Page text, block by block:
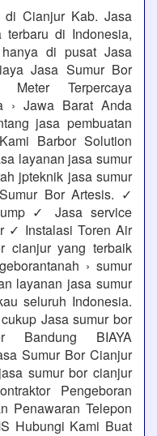
di Cianjur Kab. Jasa
di Indonesia,
di pusat Jasa
Jasa Sumur Bor
Terpercaya
› Jawa Barat Anda
jasa pembuatan
Barbor Solution
layanan jasa sumur
jpteknik jasa sumur
Bor Artesis. ✓
✓ Jasa service
✓ Instalasi Toren Air
cianjur yang terbaik
› sumur
layanan jasa sumur
seluruh Indonesia.
Jasa sumur bor
Bandung BIAYA
Sumur Bor Cianjur
sumur bor cianjur
Pengeboran
Penawaran Telepon
Hubungi Kami Buat